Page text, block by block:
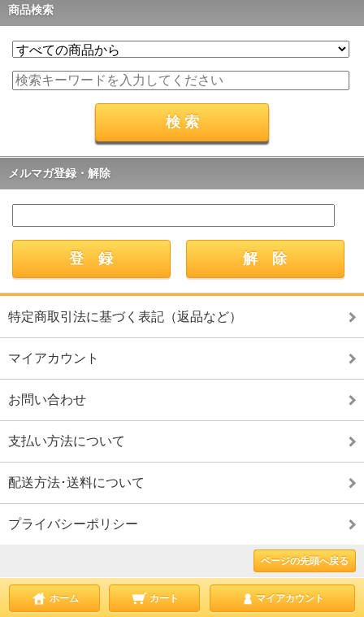
商品検索
メルマガ登録・解除
特定商取引法に基づく表記（返品など）
マイアカウント
お問い合わせ
支払い方法について
配送方法･送料について
プライバシーポリシー
ページの先頭へ戻る
ホーム カート マイアカウント